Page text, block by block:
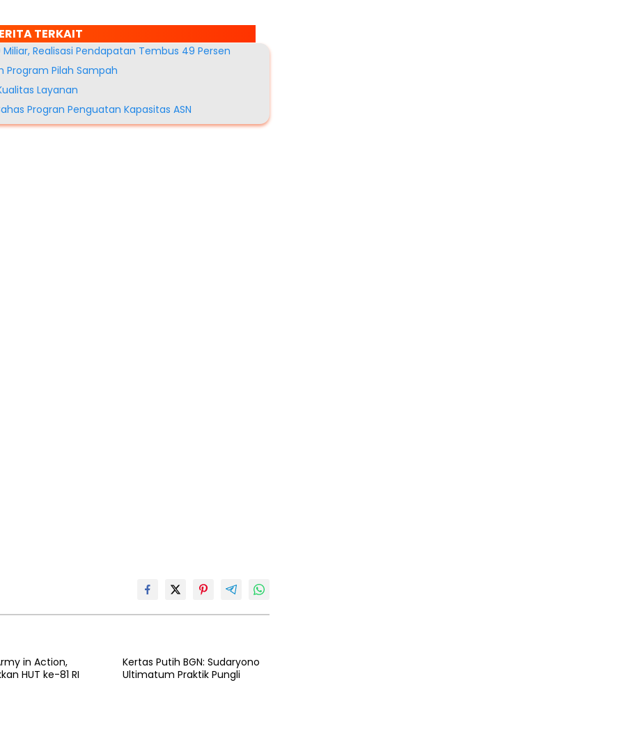
TERKAIT
Realisasi Pendapatan Tembus 49 Persen
Program Pilah Sampah
Layanan
Progran Penguatan Kapasitas ASN
in Action,
HUT ke-81 RI
Kertas Putih BGN: Sudaryono
Ultimatum Praktik Pungli